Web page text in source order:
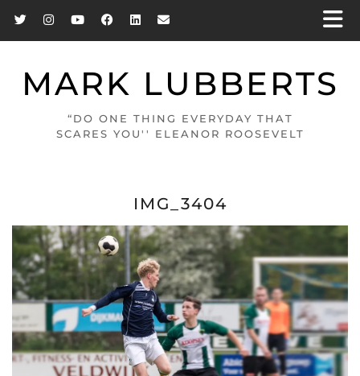
MARK LUBBERTS
“DO ONE THING EVERYDAY THAT
SCARES YOU'' ELEANOR ROOSEVELT
IMG_3404